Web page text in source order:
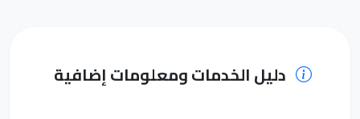
دليل الخدمات ومعلومات إضافية